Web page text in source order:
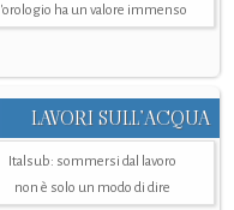
l'orologio ha un valore immenso
LAVORI SULL’ACQUA
Italsub: sommersi dal lavoro
non è solo un modo di dire